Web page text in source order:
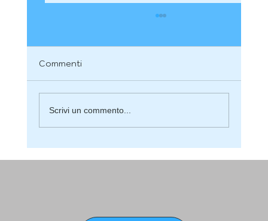
Commenti
Scrivi un commento...